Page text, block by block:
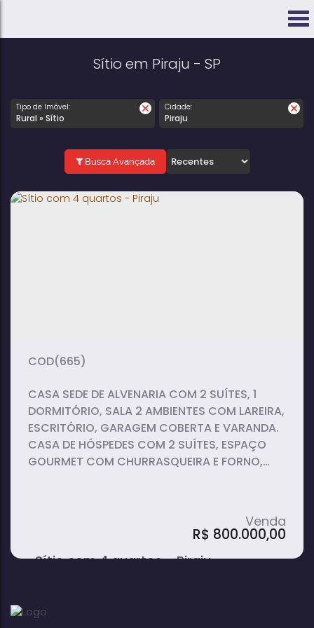
Sítio em Piraju - SP
Tipo de Imóvel:
Rural » Sítio
Cidade:
Piraju
Busca Avançada
Sítio com 4 quartos - Piraju
R$ 800.000,00
(665)
CASA SEDE DE ALVENARIA COM 2 SUÍTES, 1
DORMITÓRIO, SALA 2 AMBIENTES COM LAREIRA,
ESCRITÓRIO, GARAGEM COBERTA E VARANDA.
CASA DE HÓSPEDES COM 2 SUÍTES, ESPAÇO
GOURMET COM CHURRASQUEIRA E FORNO,